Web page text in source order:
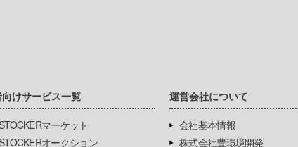
けサービス一覧
マーケット
オークション
運営会社について
会社基本情報
株式会社豊環境開発